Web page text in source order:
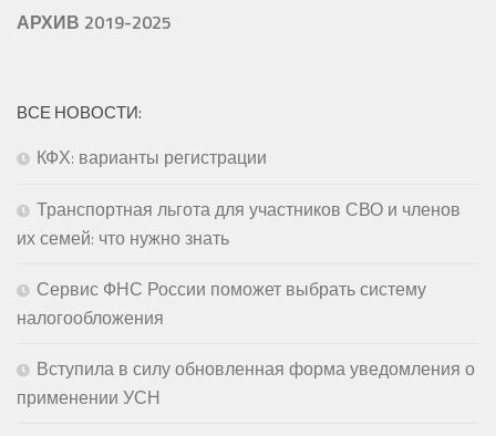
АРХИВ 2019-2025
ВСЕ НОВОСТИ:
КФХ: варианты регистрации
Транспортная льгота для участников СВО и членов
их семей: что нужно знать
Сервис ФНС России поможет выбрать систему
налогообложения
Вступила в силу обновленная форма уведомления о
применении УСН